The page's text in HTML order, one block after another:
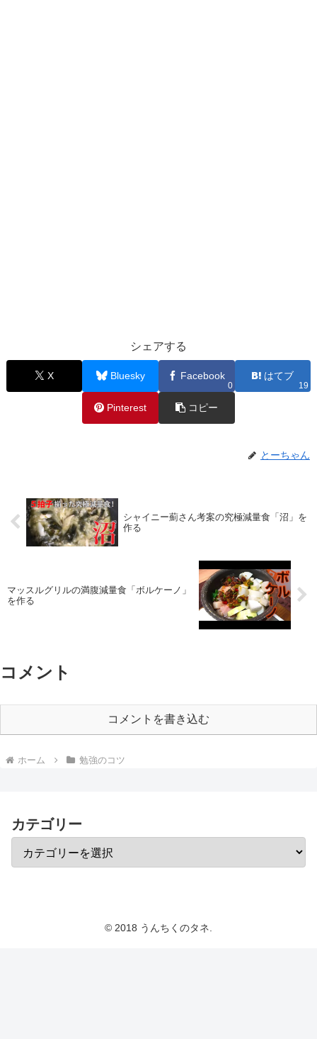
シェアする
X Bluesky Facebook
0
はてブ
19
Pinterest コピー
とーちゃん
シャイニー薊さん考案の究極減量食「沼」を
作る
マッスルグリルの満腹減量食「ボルケーノ」
を作る
コメント
コメントを書き込む
ホーム 勉強のコツ
カテゴリー
© 2018 うんちくのタネ.